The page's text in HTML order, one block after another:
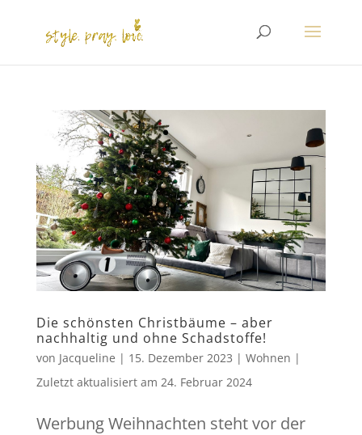
Die schönsten Christbäume – aber
nachhaltig und ohne Schadstoffe!
von Jacqueline | 15. Dezember 2023 | Wohnen |
Zuletzt aktualisiert am 24. Februar 2024
Werbung Weihnachten steht vor der